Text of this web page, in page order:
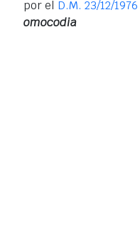
por el D.M. 23/12/1976
omocodia